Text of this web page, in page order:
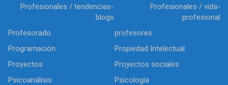
Profesionales / tendencias-
blogs
Profesionales / vida-
profesional
Profesorado
profesores
Programación
Propiedad Intelectual
Proyectos
Proyectos sociales
Psicoanálisis
Psicologia